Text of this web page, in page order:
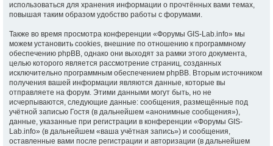
использоваться для хранения информации о прочтённых вами темах,
повышая таким образом удобство работы с форумами.
Также во время просмотра конференции «Форумы GIS-Lab.info» мы
можем установить cookies, внешние по отношению к программному
обеспечению phpBB, однако они выходят за рамки этого документа,
целью которого является рассмотрение страниц, созданных
исключительно программным обеспечением phpBB. Вторым источником
получения вашей информации являются данные, которые вы
отправляете на форум. Этими данными могут быть, но не
исчерпываются, следующие данные: сообщения, размещённые под
учётной записью Гостя (в дальнейшем «анонимные сообщения»),
данные, указанные при регистрации в конференции «Форумы GIS-
Lab.info» (в дальнейшем «ваша учётная запись») и сообщения,
оставленные вами после регистрации и авторизации (в дальнейшем